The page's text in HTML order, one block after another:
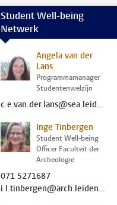
Student Well-being
Netwerk
Angela van der
Lans
Programmamanager
Studentenwelzijn
c.e.van.der.lans@sea.leidenuniv.nl
Inge Tinbergen
Student Well-being
Officer Faculteit der
Archeologie
071 5271687
i.l.tinbergen@arch.leidenuniv.nl